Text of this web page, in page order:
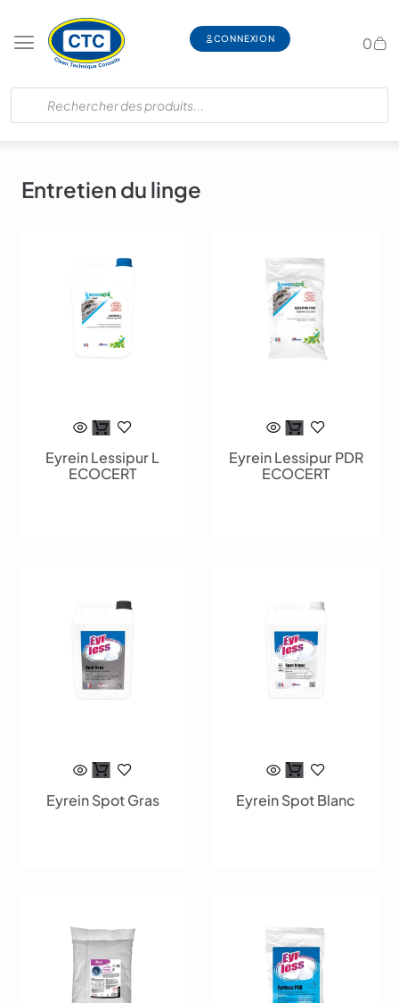
CONNEXION 0
Entretien du linge
Eyrein Lessipur L
ECOCERT
Eyrein Lessipur PDR
ECOCERT
Eyrein Spot Gras Eyrein Spot Blanc